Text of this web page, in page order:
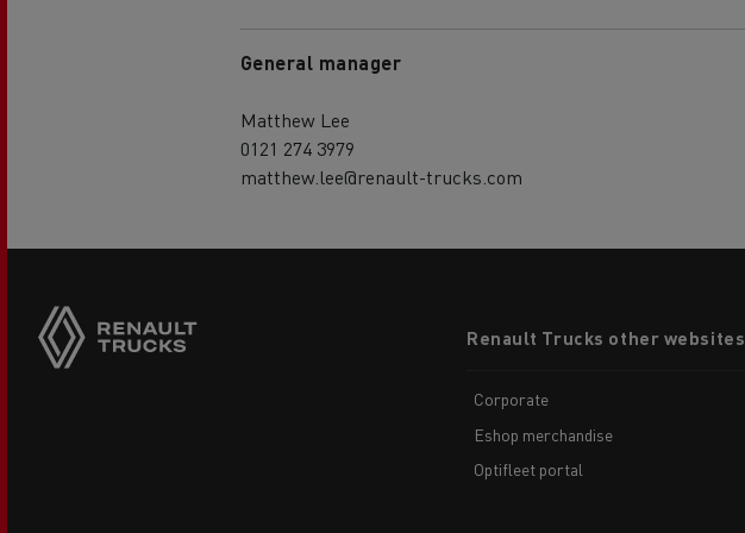
General manager
Matthew Lee
0121 274 3979
matthew.lee@renault-trucks.com
menuRenault Trucks other websites
Corporate
Eshop merchandise
Optifleet portal